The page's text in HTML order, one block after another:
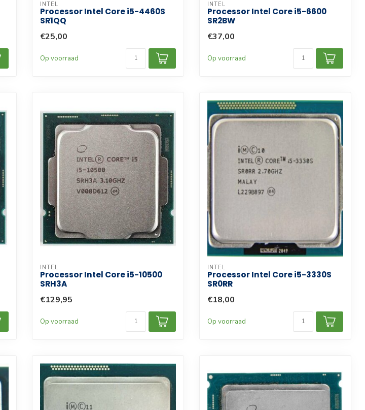
INTEL
Processor Intel Core i5-4460S
SR1QQ
€25,00
Op voorraad
INTEL
Processor Intel Core i5-6600
SR2BW
€37,00
Op voorraad
INTEL
Processor Intel Core i5-10500
SRH3A
€129,95
Op voorraad
INTEL
Processor Intel Core i5-3330S
SR0RR
€18,00
Op voorraad